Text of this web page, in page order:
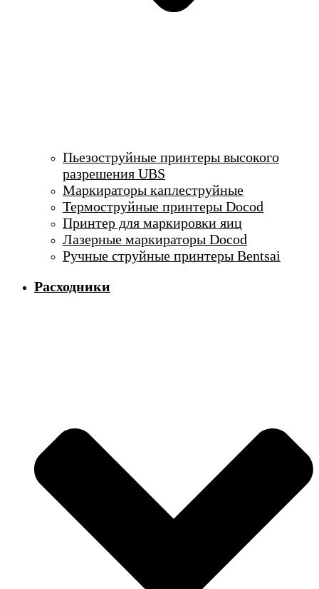
Пьезоструйные принтеры высокого
разрешения UBS
Маркираторы каплеструйные
Термоструйные принтеры Docod
Принтер для маркировки яиц
Лазерные маркираторы Docod
Ручные струйные принтеры Bentsai
Расходники